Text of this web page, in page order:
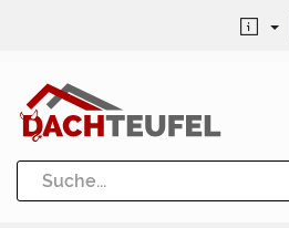
Dachrinne und Fallrohre
Werkzeuge und Löttechnik